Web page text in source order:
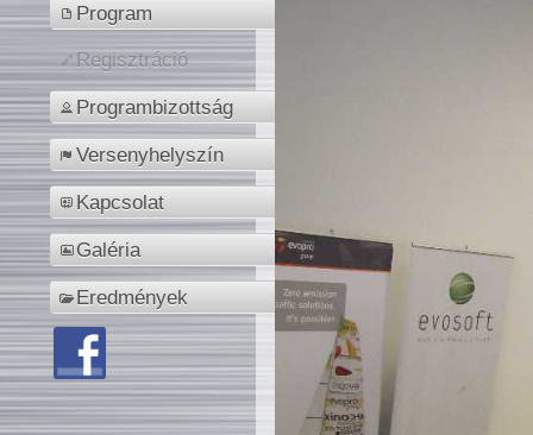
Program
Regisztráció
Programbizottság
Versenyhelyszín
Kapcsolat
Galéria
Eredmények